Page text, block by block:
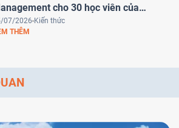
cho 30 học viên của
Việt Nam
07/2026 Kiến thức
THÊM